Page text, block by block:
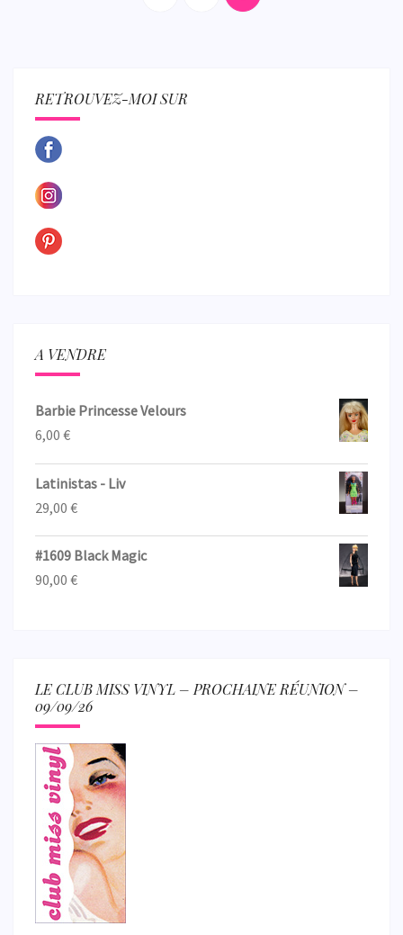
publications
RETROUVEZ-MOI SUR
A VENDRE
Barbie Princesse Velours
6,00 €
Latinistas - Liv
29,00 €
#1609 Black Magic
90,00 €
LE CLUB MISS VINYL – PROCHAINE RÉUNION –
09/09/26